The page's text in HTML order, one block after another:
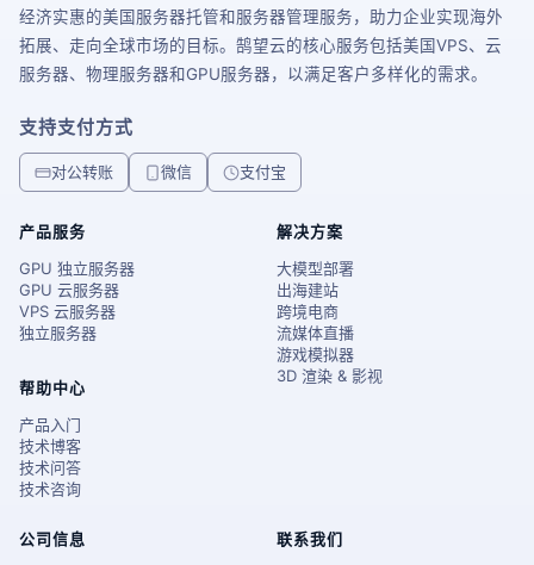
经济实惠的美国服务器托管和服务器管理服务，助力企业实现海外
拓展、走向全球市场的目标。鹄望云的核心服务包括美国VPS、云
服务器、物理服务器和GPU服务器，以满足客户多样化的需求。
支持支付方式
对公转账 微信 支付宝
产品服务
GPU 独立服务器
GPU 云服务器
VPS 云服务器
独立服务器
帮助中心
产品入门
技术博客
技术问答
技术咨询
解决方案
大模型部署
出海建站
跨境电商
流媒体直播
游戏模拟器
3D 渲染 & 影视
公司信息 联系我们